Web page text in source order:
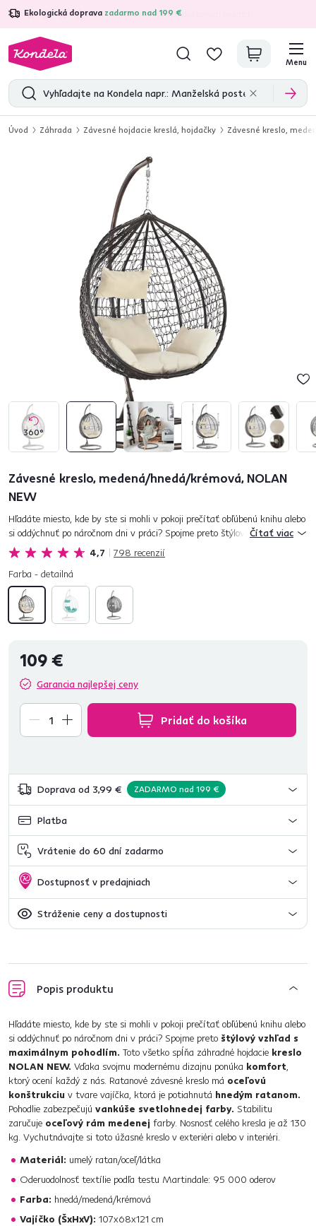
Ekologická doprava zadarmo nad 199 €
4,7 31 157overených produktových recenzií
Menu
Úvod Záhrada Závesné hojdacie kreslá, hojdačky Závesné kreslo,
360°
Závesné kreslo, medená/hnedá/krémová, NOLAN
NEW
4,7 798 recenzií
Hľadáte miesto, kde by ste si mohli v pokoji prečítať obľúbenú knihu alebo
si oddýchnuť po náročnom dni v práci? Spojme preto štýlový vzhľad s
maximálnym pohodlím. Toto všetko spĺňa záhradné hojd...
Čítať viac
Farba - detailná
109 €
Garancia najlepšej ceny
Pridať do košíka
Doprava od 3,99 € ZADARMO nad 199 €
Platba
Vrátenie do 60 dní zadarmo
Dostupnosť v predajniach
Stráženie ceny a dostupnosti
Popis produktu
Hľadáte miesto, kde by ste si mohli v pokoji prečítať obľúbenú knihu alebo
si oddýchnuť po náročnom dni v práci? Spojme preto štýlový vzhľad s
maximálnym pohodlím. Toto všetko spĺňa záhradné hojdacie kreslo
NOLAN NEW. Vďaka svojmu modernému dizajnu ponúka komfort,
ktorý ocení každý z nás. Ratanové závesné kreslo má oceľovú
konštrukciu v tvare vajíčka, ktorá je potiahnutá hnedým ratanom.
Pohodlie zabezpečujú vankúše svetlohnedej farby. Stabilitu
zaručuje oceľový rám medenej farby. Nosnosť celého kresla je až 130
kg. Vychutnávajte si toto úžasné kreslo v exteriéri alebo v interiéri.
Materiál: umelý ratan/oceľ/látka
Oderuodolnosť textílie podľa testu Martindale: 95 000 oderov
Farba: hnedá/medená/krémová
Vajíčko (ŠxHxV): 107x68x121 cm